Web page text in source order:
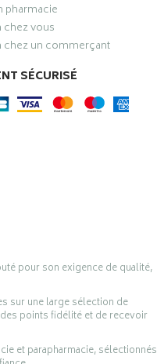
pharmacie
chez vous
chez un commerçant
SÉCURISÉ
pour son exigence de qualité,
sur une large sélection de
points fidélité et de recevoir
et parapharmacie, sélectionnés